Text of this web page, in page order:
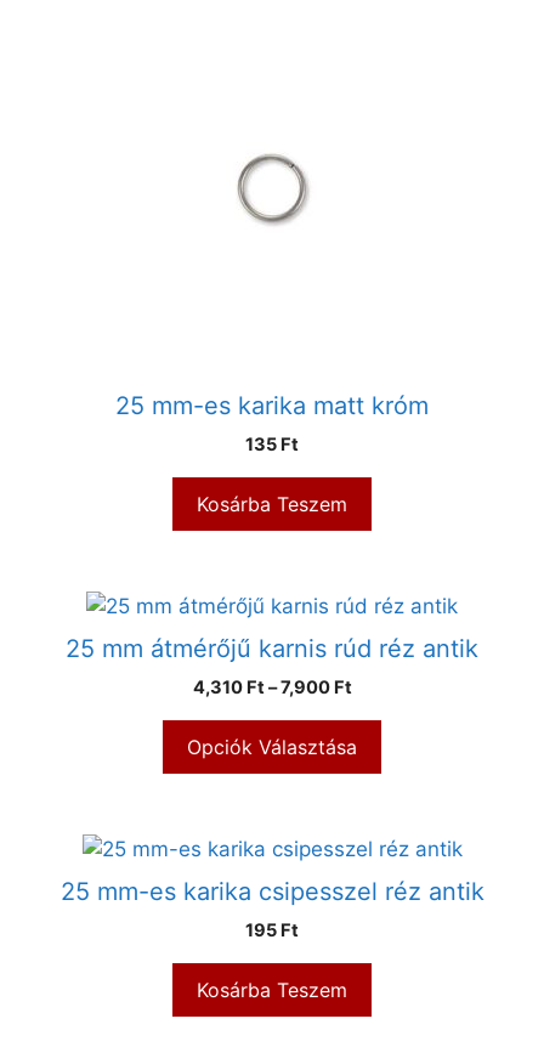
25 mm-es karika matt króm
135 Ft
Kosárba Teszem
25 mm átmérőjű karnis rúd réz antik
4,310 Ft–7,900 Ft
Opciók Választása
25 mm-es karika csipesszel réz antik
195 Ft
Kosárba Teszem